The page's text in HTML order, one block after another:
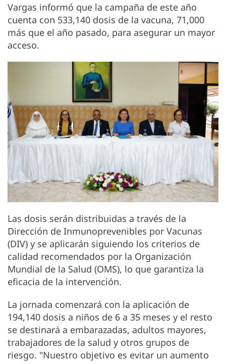
Vargas informó que la campaña de este año
cuenta con 533,140 dosis de la vacuna, 71,000
más que el año pasado, para asegurar un mayor
acceso.
Las dosis serán distribuidas a través de la
Dirección de Inmunoprevenibles por Vacunas
(DIV) y se aplicarán siguiendo los criterios de
calidad recomendados por la Organización
Mundial de la Salud (OMS), lo que garantiza la
eficacia de la intervención.
La jornada comenzará con la aplicación de
194,140 dosis a niños de 6 a 35 meses y el resto
se destinará a embarazadas, adultos mayores,
trabajadores de la salud y otros grupos de
riesgo. "Nuestro objetivo es evitar un aumento